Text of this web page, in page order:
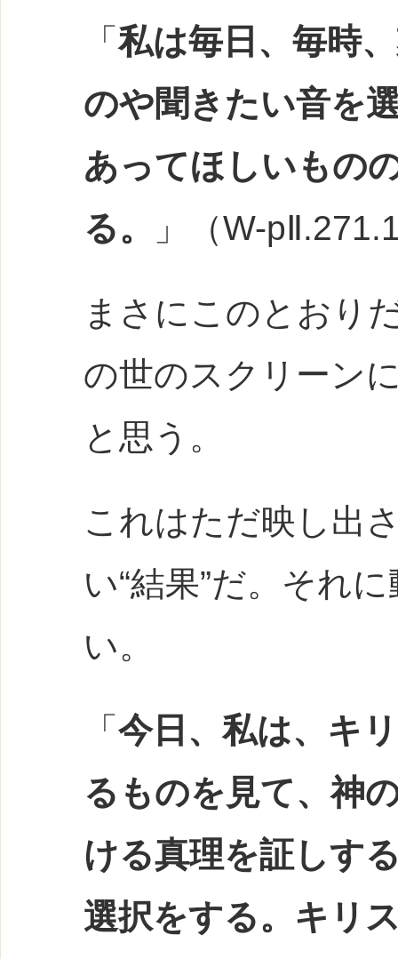
「私は毎日、毎時
のや聞きたい音を
あってほしいもの
る。
」（W-
まさにこのとおり
の世のスクリーン
と思う。
これはただ映し出
い“結果”だ。それ
い。
「 今日、私は、キ
るものを見て、神
ける真理を証しす
選択をする。キリ